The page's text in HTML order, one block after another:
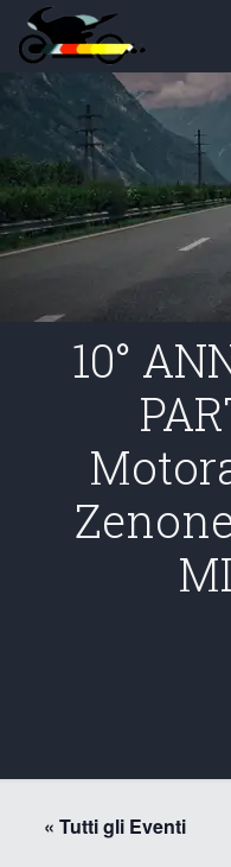
10°
« Tutti gli Eventi